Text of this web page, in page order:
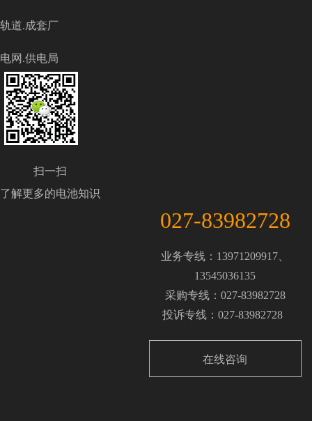
轨道.成套厂
电网.供电局
扫一扫
了解更多的电池知识
027-83982728
业务专线：13971209917、
13545036135
采购专线：027-83982728
投诉专线：027-83982728
在线咨询